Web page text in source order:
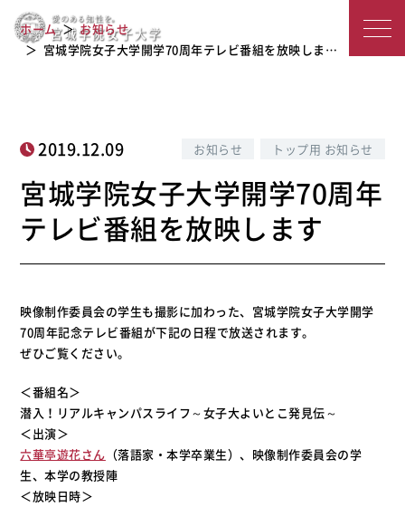
城
子
大
学
宮城学院女子大学開学70周年テレビ番
組を放映します
ホーム
お知らせ
宮城学院女子大学開学70周年テレビ番組を放映しま…
2019.12.09 お知らせ トップ用 お知らせ
宮城学院女子大学開学70周年
テレビ番組を放映します
映像制作委員会の学生も撮影に加わった、宮城学院女子大学開学
70周年記念テレビ番組が下記の日程で放送されます。
ぜひご覧ください。
＜番組名＞
潜入！リアルキャンパスライフ～女子大よいとこ発見伝～
＜出演＞
六華亭遊花さん （落語家・本学卒業生）、映像制作委員会の学
生、本学の教授陣
＜放映日時＞